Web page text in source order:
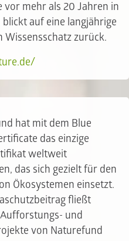
vor mehr als 20 Jahren in
auf eine langjährige
Wissensschatz zurück.
hat mit dem Blue
das einzige
weltweit
das sich gezielt für den
Ökosystemen einsetzt.
fließt
und
von Naturefund